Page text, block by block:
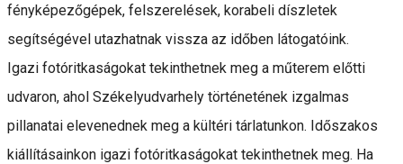
fényképezőgépek, felszerelések, korabeli díszletek
segítségével utazhatnak vissza az időben látogatóink.
Igazi fotóritkaságokat tekinthetnek meg a műterem előtti
udvaron, ahol Székelyudvarhely történetének izgalmas
pillanatai elevenednek meg a kültéri tárlatunkon. Időszakos
kiállításainkon igazi fotóritkaságokat tekinthetnek meg. Ha